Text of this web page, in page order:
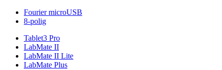
Fourier microUSB
8-polig
Tablet3 Pro
LabMate II
LabMate II Lite
LabMate Plus